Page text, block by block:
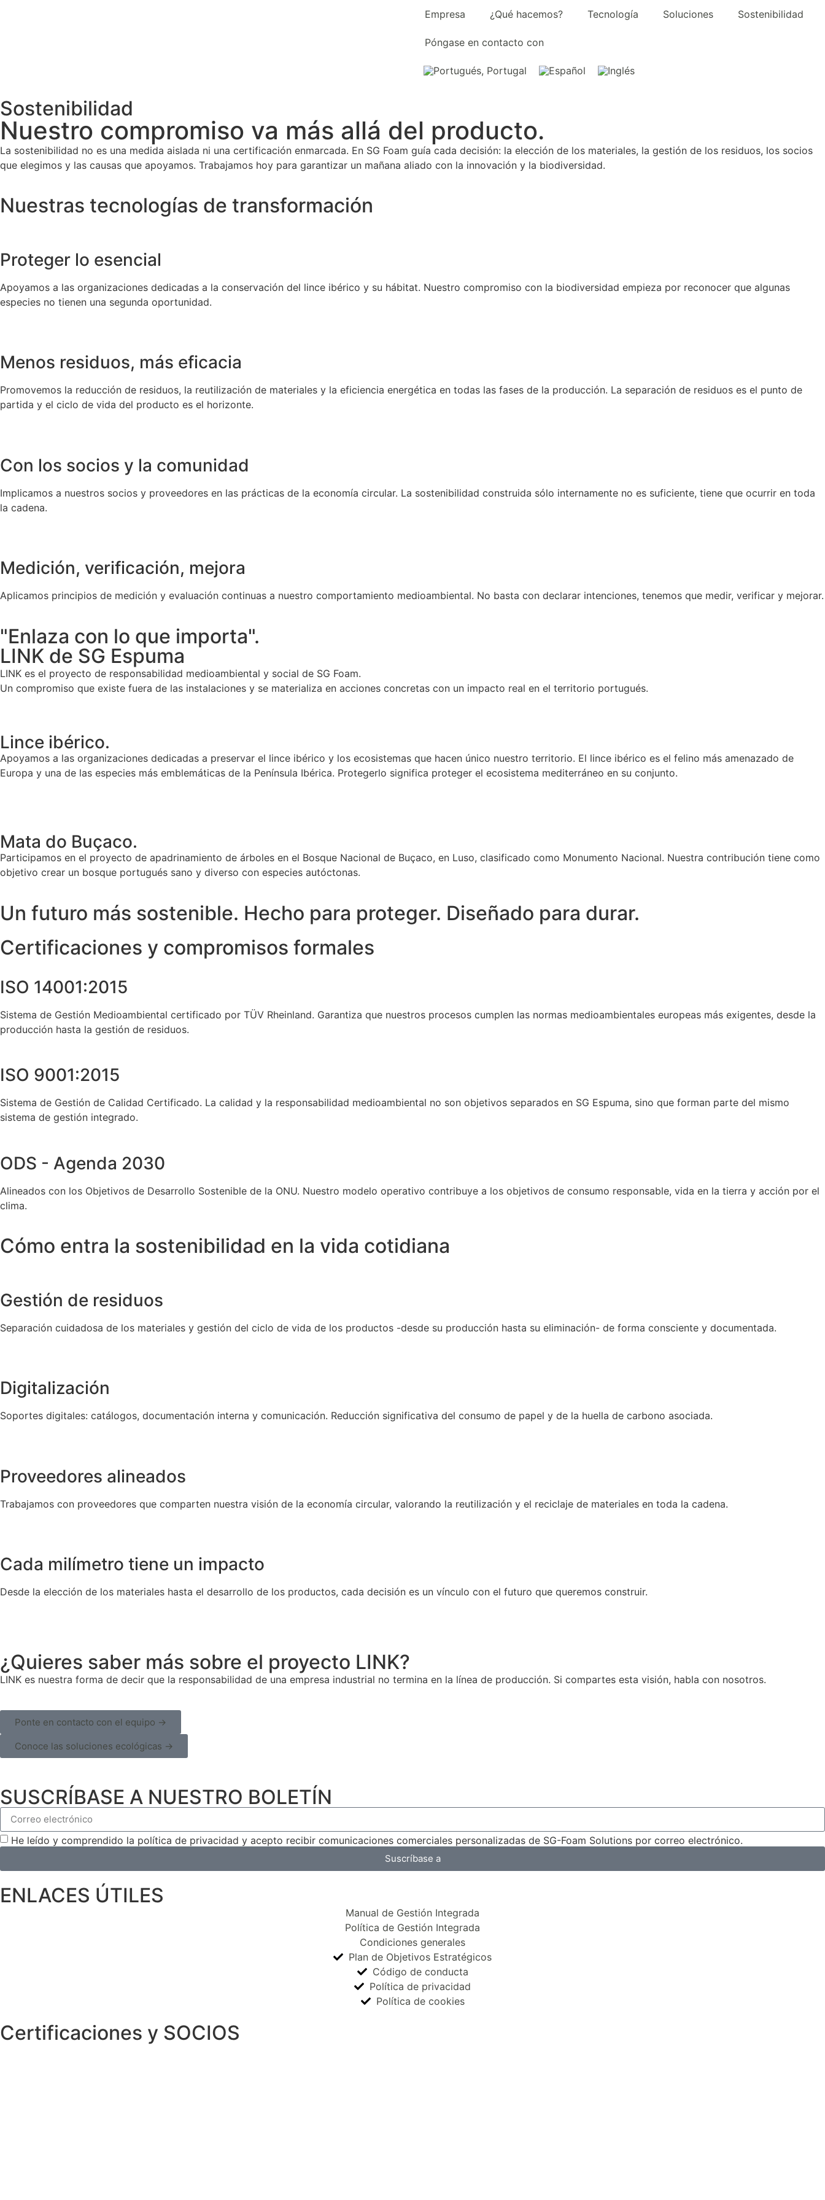
Empresa ¿Qué hacemos? Tecnología Soluciones Sostenibilidad
Póngase en contacto con
Sostenibilidad
Nuestro compromiso va más allá del producto.
La sostenibilidad no es una medida aislada ni una certificación enmarcada. En SG Foam guía cada decisión: la elección de los materiales, la gestión de los residuos, los socios
que elegimos y las causas que apoyamos. Trabajamos hoy para garantizar un mañana aliado con la innovación y la biodiversidad.
Nuestras tecnologías de transformación
Proteger lo esencial
Apoyamos a las organizaciones dedicadas a la conservación del lince ibérico y su hábitat. Nuestro compromiso con la biodiversidad empieza por reconocer que algunas
especies no tienen una segunda oportunidad.
Menos residuos, más eficacia
Promovemos la reducción de residuos, la reutilización de materiales y la eficiencia energética en todas las fases de la producción. La separación de residuos es el punto de
partida y el ciclo de vida del producto es el horizonte.
Con los socios y la comunidad
Implicamos a nuestros socios y proveedores en las prácticas de la economía circular. La sostenibilidad construida sólo internamente no es suficiente, tiene que ocurrir en toda
la cadena.
Medición, verificación, mejora
Aplicamos principios de medición y evaluación continuas a nuestro comportamiento medioambiental. No basta con declarar intenciones, tenemos que medir, verificar y mejorar.
"Enlaza con lo que importa".
LINK de SG Espuma
LINK es el proyecto de responsabilidad medioambiental y social de SG Foam.
Un compromiso que existe fuera de las instalaciones y se materializa en acciones concretas con un impacto real en el territorio portugués.
Lince ibérico.
Apoyamos a las organizaciones dedicadas a preservar el lince ibérico y los ecosistemas que hacen único nuestro territorio. El lince ibérico es el felino más amenazado de
Europa y una de las especies más emblemáticas de la Península Ibérica. Protegerlo significa proteger el ecosistema mediterráneo en su conjunto.
Mata do Buçaco.
Participamos en el proyecto de apadrinamiento de árboles en el Bosque Nacional de Buçaco, en Luso, clasificado como Monumento Nacional. Nuestra contribución tiene como
objetivo crear un bosque portugués sano y diverso con especies autóctonas.
Un futuro más sostenible. Hecho para proteger. Diseñado para durar.
Certificaciones y compromisos formales
ISO 14001:2015
Sistema de Gestión Medioambiental certificado por TÜV Rheinland. Garantiza que nuestros procesos cumplen las normas medioambientales europeas más exigentes, desde la
producción hasta la gestión de residuos.
ISO 9001:2015
Sistema de Gestión de Calidad Certificado. La calidad y la responsabilidad medioambiental no son objetivos separados en SG Espuma, sino que forman parte del mismo
sistema de gestión integrado.
ODS - Agenda 2030
Alineados con los Objetivos de Desarrollo Sostenible de la ONU. Nuestro modelo operativo contribuye a los objetivos de consumo responsable, vida en la tierra y acción por el
clima.
Cómo entra la sostenibilidad en la vida cotidiana
Gestión de residuos
Separación cuidadosa de los materiales y gestión del ciclo de vida de los productos -desde su producción hasta su eliminación- de forma consciente y documentada.
Digitalización
Soportes digitales: catálogos, documentación interna y comunicación. Reducción significativa del consumo de papel y de la huella de carbono asociada.
Proveedores alineados
Trabajamos con proveedores que comparten nuestra visión de la economía circular, valorando la reutilización y el reciclaje de materiales en toda la cadena.
Cada milímetro tiene un impacto
Desde la elección de los materiales hasta el desarrollo de los productos, cada decisión es un vínculo con el futuro que queremos construir.
¿Quieres saber más sobre el proyecto LINK?
LINK es nuestra forma de decir que la responsabilidad de una empresa industrial no termina en la línea de producción. Si compartes esta visión, habla con nosotros.
Ponte en contacto con el equipo →
Conoce las soluciones ecológicas →
SUSCRÍBASE A NUESTRO BOLETÍN
He leído y comprendido la política de privacidad y acepto recibir comunicaciones comerciales personalizadas de SG-Foam Solutions por correo electrónico.
Suscríbase a
ENLACES ÚTILES
Manual de Gestión Integrada
Política de Gestión Integrada
Condiciones generales
Plan de Objetivos Estratégicos
Código de conducta
Política de privacidad
Política de cookies
Certificaciones y SOCIOS